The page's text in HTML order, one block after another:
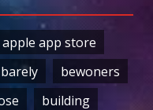
apple app store
barely
bewoners
building